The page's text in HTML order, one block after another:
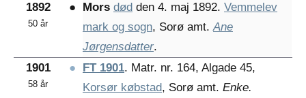
1892
50 år
● Mors død den 4. maj 1892. Vemmelev
mark og sogn, Sorø amt.Ane
Jørgensdatter.
1901
58 år
● FT 1901. Matr. nr. 164, Algade 45,
Korsør købstad, Sorø amt. Enke.